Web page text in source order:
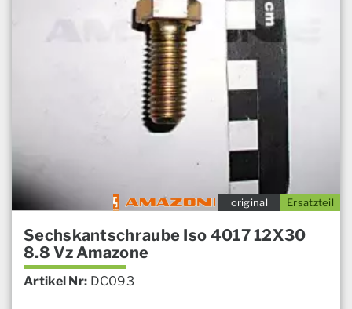
Ersatzteil
original
Sechskantschraube Iso 4017 12X30
8.8 Vz Amazone
Artikel Nr: DC093